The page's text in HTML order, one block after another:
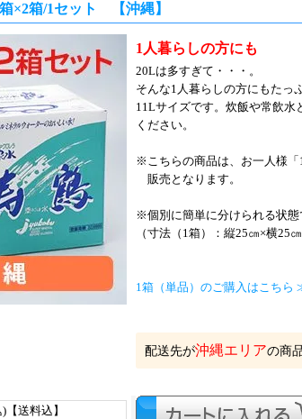
×2箱/1セット 【沖縄】
1人暮らしの方にも
20Lは多すぎて・・・。
そんな1人暮らしの方にもたっ
11Lサイズです。炊飯や常飲水
ください。
※こちらの商品は、お一人様「
販売となります。
※個別に簡単に分けられる状態
（寸法（1箱）：縦25㎝×横25
1箱（単品）のご購入はこちら
配送先が沖縄エリアの商
【送料込】